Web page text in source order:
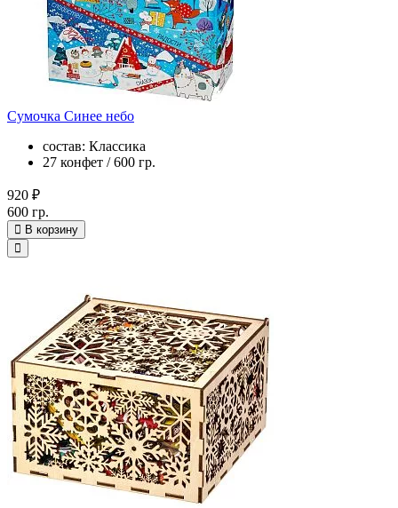
Сумочка Синее небо
состав: Классика
27 конфет / 600 гр.
920 ₽
600 гр.
В корзину